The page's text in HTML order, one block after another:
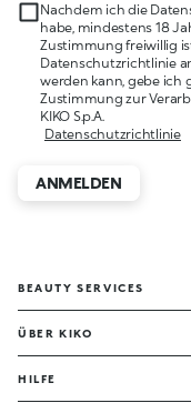
Nachdem ich die
habe, mindestens 18
Zustimmung freiwillig
Datenschutzrichtlinie
werden kann, gebe ich
Zustimmung zur
KIKO S.p.A.
Datenschutzrichtlinie
ANMELDEN
BEAUTY SERVICES
ÜBER KIKO
HILFE